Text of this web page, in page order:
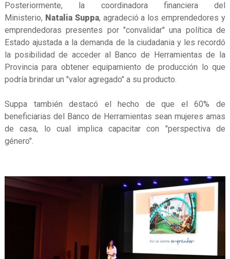
Posteriormente, la coordinadora financiera del
Ministerio, Natalia Suppa, agradeció a los emprendedores y
emprendedoras presentes por "convalidar" una política de
Estado ajustada a la demanda de la ciudadania y les recordó
la posibilidad de acceder al Banco de Herramientas de la
Provincia para obtener equipamiento de producción lo que
podría brindar un "valor agregado" a su producto.
Suppa también destacó el hecho de que el 60% de
beneficiarias del Banco de Herramientas sean mujeres amas
de casa, lo cual implica capacitar con "perspectiva de
género".